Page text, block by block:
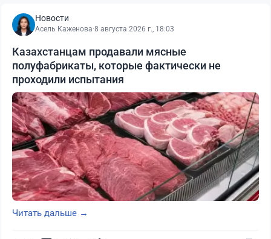
Новости
Асель Каженова·8 августа 2026 г., 18:03
Казахстанцам продавали мясные
полуфабрикаты, которые фактически не
проходили испытания
Читать дальше →